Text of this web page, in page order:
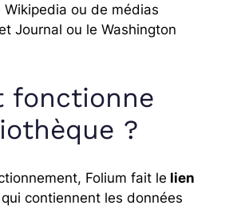
ou de médias
Journal ou le Washington
fonctionne
?
Folium fait le lien
qui contiennent les données